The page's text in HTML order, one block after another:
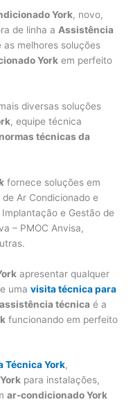
York, novo,
de linha a Assistência
as melhores soluções
York em perfeito
diversas soluções
, equipe técnica
normas técnicas da
fornece soluções em
Ar Condicionado e
e Gestão de
– PMOC Anvisa,
apresentar qualquer
umavisita técnica para
assistência técnica é a
funcionando em perfeito
Técnica York,
para instalações,
ar-condicionado York